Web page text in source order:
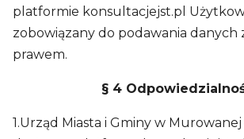
platformie konsultacjejst.pl
zobowiązany do podawania danych
prawem.
§ 4
1.Urząd Miasta i Gminy w Murowanej